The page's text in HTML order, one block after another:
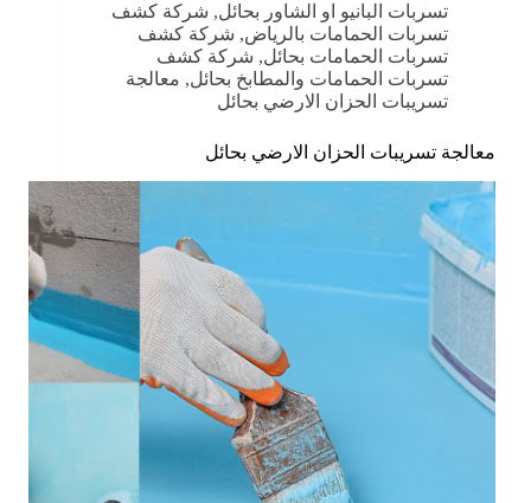
تسربات البانيو او الشاور بحائل, شركة كشف
تسربات الحمامات بالرياض, شركة كشف
تسربات الحمامات بحائل, شركة كشف
تسربات الحمامات والمطابخ بحائل, معالجة
تسريبات الحزان الارضي بحائل
معالجة تسريبات الحزان الارضي بحائل